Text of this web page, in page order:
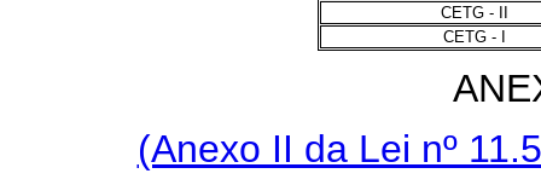
CETG - II
CETG - I
(Anexo II da Lei nº